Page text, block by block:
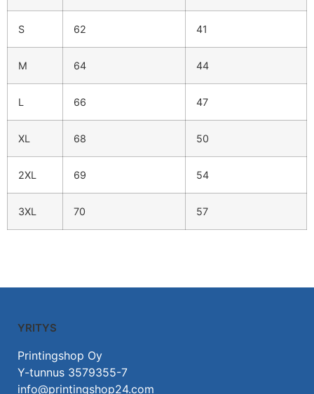
S 62 41
M 64 44
L 66 47
XL 68 50
2XL 69 54
3XL 70 57
YRITYS
Printingshop Oy
Y-tunnus 3579355-7
info@printingshop24.com